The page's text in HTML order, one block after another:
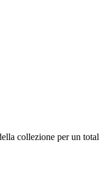
collezione per un total